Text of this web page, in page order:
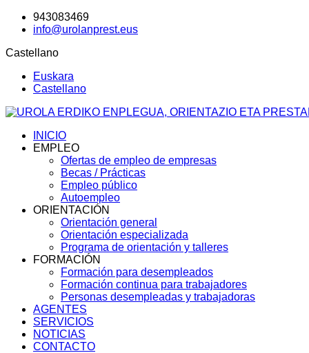
943083469
info@urolanprest.eus
Castellano
Euskara
Castellano
INICIO
EMPLEO
Ofertas de empleo de empresas
Becas / Prácticas
Empleo público
Autoempleo
ORIENTACIÓN
Orientación general
Orientación especializada
Programa de orientación y talleres
FORMACIÓN
Formación para desempleados
Formación continua para trabajadores
Personas desempleadas y trabajadoras
AGENTES
SERVICIOS
NOTICIAS
CONTACTO